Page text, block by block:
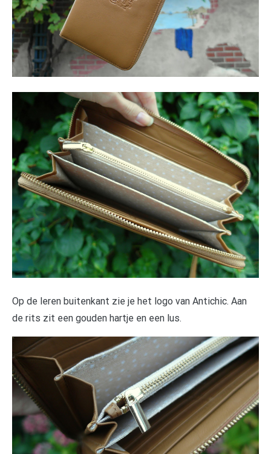
Op de leren buitenkant zie je het logo van Antichic. Aan
de rits zit een gouden hartje en een lus.